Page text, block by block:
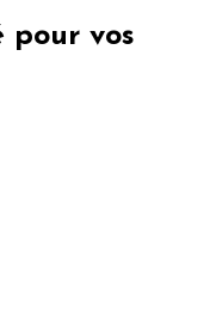
pour vos